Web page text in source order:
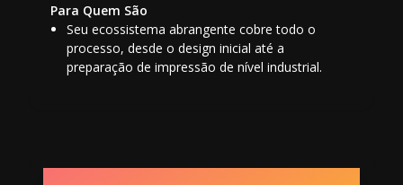
Para Quem São
Seu ecossistema abrangente cobre todo o
processo, desde o design inicial até a
preparação de impressão de nível industrial.